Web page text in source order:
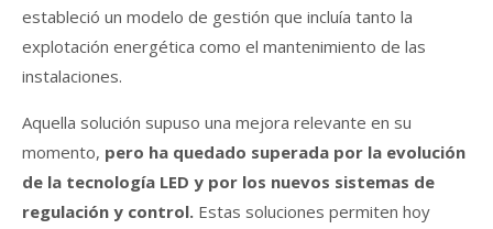
estableció un modelo de gestión que incluía tanto la
explotación energética como el mantenimiento de las
instalaciones.
Aquella solución supuso una mejora relevante en su
momento, pero ha quedado superada por la evolución
de la tecnología LED y por los nuevos sistemas de
regulación y control. Estas soluciones permiten hoy